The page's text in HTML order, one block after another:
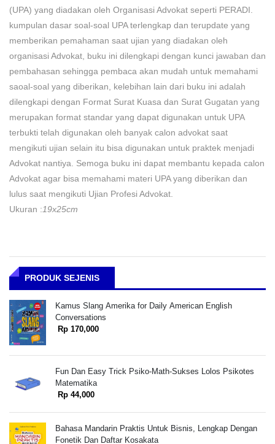
(UPA) yang diadakan oleh Organisasi Advokat seperti PERADI.
kumpulan dasar soal-soal UPA terlengkap dan terupdate yang
memberikan pemahaman saat ujian yang diadakan oleh
organisasi Advokat, buku ini dilengkapi dengan kunci jawaban dan
pembahasan sehingga pembaca akan mudah untuk memahami
saoal-soal yang diberikan, kelebihan lain dari buku ini adalah
dilengkapi dengan Format Surat Kuasa dan Surat Gugatan yang
merupakan format standar yang dapat digunakan untuk UPA
terbukti telah digunakan oleh banyak calon advokat saat
mengikuti ujian selain itu bisa digunakan untuk praktek menjadi
Advokat nantiya. Semoga buku ini dapat membantu kepada calon
Advokat agar bisa memahami materi UPA yang diberikan dan
lulus saat mengikuti Ujian Profesi Advokat.
Ukuran :19x25cm
PRODUK SEJENIS
Kamus Slang Amerika for Daily American English
Conversations
Rp 170,000
Fun Dan Easy Trick Psiko-Math-Sukses Lolos Psikotes
Matematika
Rp 44,000
Bahasa Mandarin Praktis Untuk Bisnis, Lengkap Dengan
Fonetik Dan Daftar Kosakata